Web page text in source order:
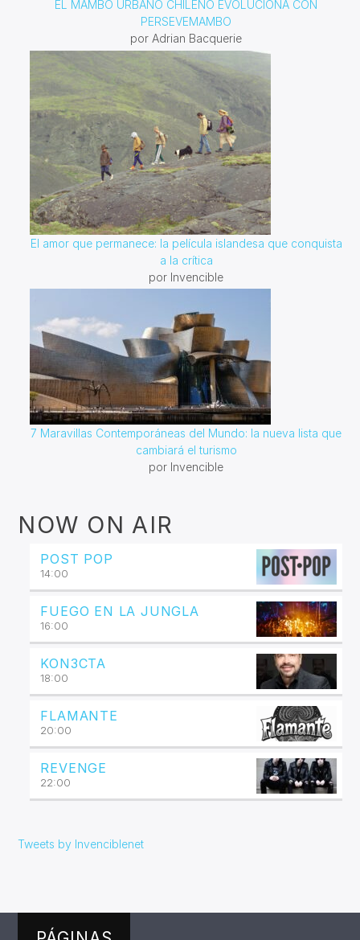
EL MAMBO URBANO CHILENO EVOLUCIONA CON
PERSEVEMAMBO
por Adrian Bacquerie
El amor que permanece: la película islandesa que conquista
a la crítica
por Invencible
7 Maravillas Contemporáneas del Mundo: la nueva lista que
cambiará el turismo
por Invencible
NOW ON AIR
POST POP
14:00
FUEGO EN LA JUNGLA
16:00
KON3CTA
18:00
FLAMANTE
20:00
REVENGE
22:00
Tweets by Invenciblenet